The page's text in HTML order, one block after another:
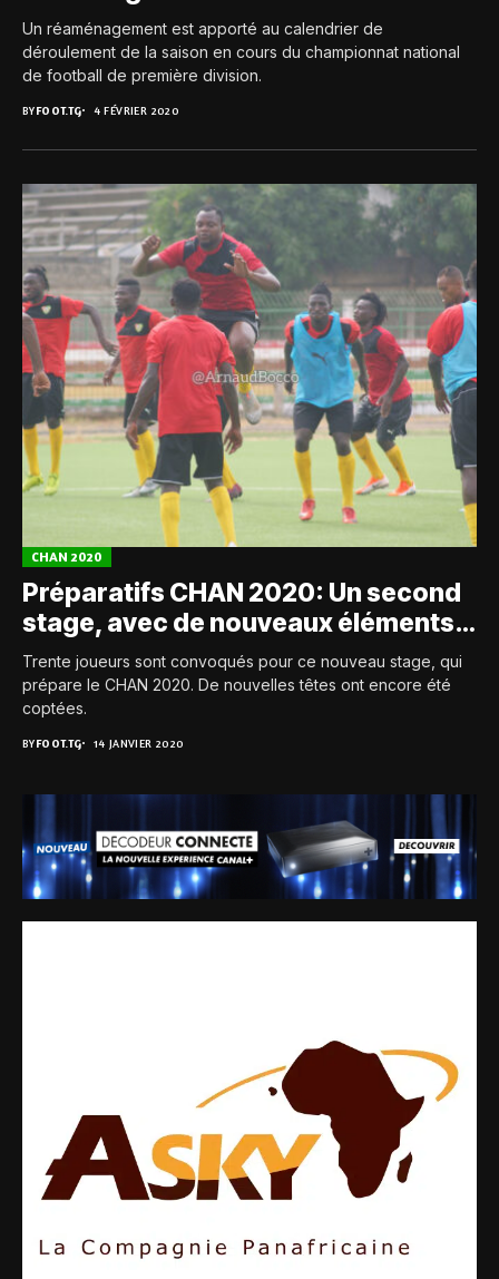
Un réaménagement est apporté au calendrier de
déroulement de la saison en cours du championnat national
de football de première division.
BYFOOT.TG 4 FÉVRIER 2020
CHAN 2020
Préparatifs CHAN 2020: Un second
stage, avec de nouveaux éléments…
Trente joueurs sont convoqués pour ce nouveau stage, qui
prépare le CHAN 2020. De nouvelles têtes ont encore été
coptées.
BYFOOT.TG 14 JANVIER 2020